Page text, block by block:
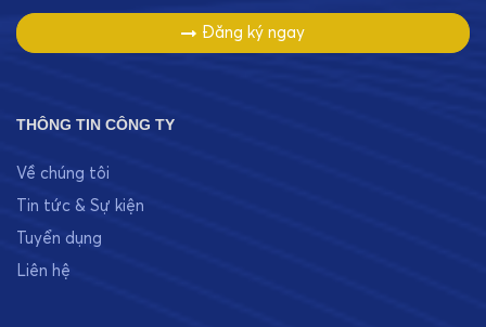
Đăng ký ngay
THÔNG TIN CÔNG TY
Về chúng tôi
Tin tức & Sự kiện
Tuyển dụng
Liên hệ